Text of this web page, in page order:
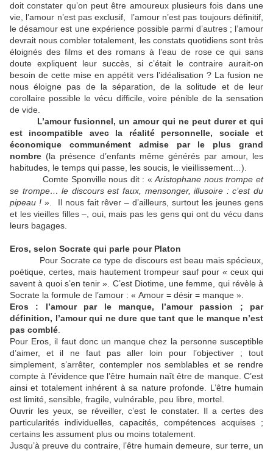
doit constater qu’on peut être amoureux plusieurs fois dans une
vie, l’amour n’est pas exclusif, l’amour n’est pas toujours définitif,
le désamour est une expérience possible parmi d’autres ; l’amour
devrait nous combler totalement, les constats quotidiens sont très
éloignés des films et des romans à l’eau de rose ce qui sans
doute expliquent leur succès, si c’était le contraire aurait-on
besoin de cette mise en appétit vers l’idéalisation ? La fusion ne
nous éloigne pas de la séparation, de la solitude et de leur
corollaire possible le vécu difficile, voire pénible de la sensation
de vide.
L’amour fusionnel, un amour qui ne peut durer et qui
est incompatible avec la réalité personnelle, sociale et
économique communément admise par le plus grand
nombre (la présence d’enfants même générés par amour, les
habitudes, le temps qui passe, les soucis, le vieillissement…).
Comte Sponville nous dit : «Aristophane nous trompe et
se trompe… le discours est faux, mensonger, illusoire : c’est du
pipeau !». Il nous fait rêver – d’ailleurs, surtout les jeunes gens
et les vieilles filles –, oui, mais pas les gens qui ont du vécu dans
leurs bagages.
Eros, selon Socrate qui parle pour Platon
Pour Socrate ce type de discours est beau mais spécieux,
poétique, certes, mais hautement trompeur sauf pour « ceux qui
savent à quoi s’en tenir ». C’est Diotime, une femme, qui révèle à
Socrate la formule de l’amour : « Amour = désir = manque ».
Eros : l’amour par le manque, l’amour passion ; par
définition, l’amour qui ne dure que tant que le manque n’est
pas comblé
Pour Eros, il faut donc un manque chez la personne susceptible
d’aimer, et il ne faut pas aller loin pour l’objectiver ; tout
simplement, s’arrêter, contempler nos semblables et se rendre
compte à l’évidence que l’être humain naît être de manque. C’est
ainsi et totalement inhérent à sa nature profonde. L’être humain
est limité, sensible, fragile, vulnérable, peu libre, mortel.
Ouvrir les yeux, se réveiller, c’est le constater. Il a certes des
particularités individuelles, capacités, compétences acquises ;
certains les assument plus ou moins totalement.
Jusqu’à preuve du contraire, l’être humain demeure, sur terre, un